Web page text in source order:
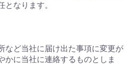
なります。
など当社に届け出た事項に変更が
かに当社に連絡するものとしま